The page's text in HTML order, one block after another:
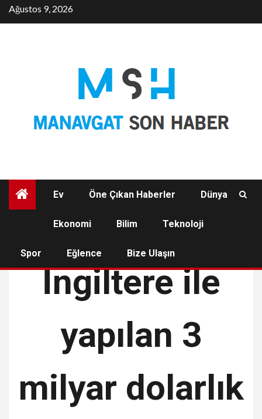
SkipAğustos 9, 2026
Ev Öne Çıkan Haberler Dünya
Ekonomi Bilim Teknoloji
Spor Eğlence Bize Ulaşın
İngiltere ile
yapılan 3
milyar dolarlık